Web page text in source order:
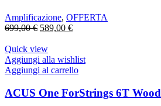
Amplificazione, OFFERTA
699,00€ Il
originale
era:
699,00 €.
589,00 €Il
è:
589,00 €.
Quick view
Aggiungi alla wishlist
Aggiungi al carrello
ACUS One ForStrings 6T Wood